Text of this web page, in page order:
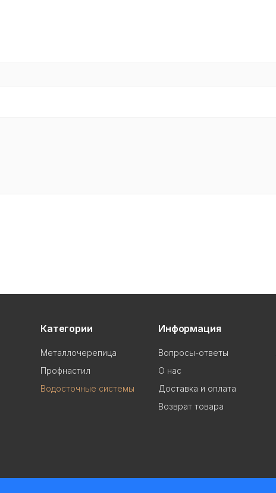
Категории
Металлочерепица
Профнастил
Водосточные системы
Информация
Вопросы-ответы
О нас
Доставка и оплата
Возврат товара